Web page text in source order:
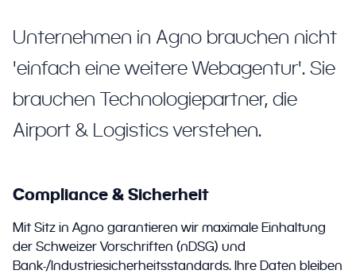
Unternehmen in Agno brauchen nicht
'einfach eine weitere Webagentur'. Sie
brauchen Technologiepartner, die
Airport & Logistics verstehen.
Compliance & Sicherheit
Mit Sitz in Agno garantieren wir maximale Einhaltung
der Schweizer Vorschriften (nDSG) und
Bank-/Industriesicherheitsstandards. Ihre Daten bleiben